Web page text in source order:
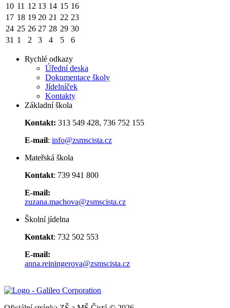
10 11 12 13 14 15 16
17 18 19 20 21 22 23
24 25 26 27 28 29 30
31 1 2 3 4 5 6
Rychlé odkazy
Úřední deska
Dokumentace školy
Jídelníček
Kontakty
Základní škola
Kontakt: 313 549 428, 736 752 155
E-mail: info@zsmscista.cz
Mateřská škola
Kontakt: 739 941 800
E-mail:
zuzana.machova@zsmscista.cz
Školní jídelna
Kontakt: 732 502 553
E-mail:
anna.reiningerova@zsmscista.cz